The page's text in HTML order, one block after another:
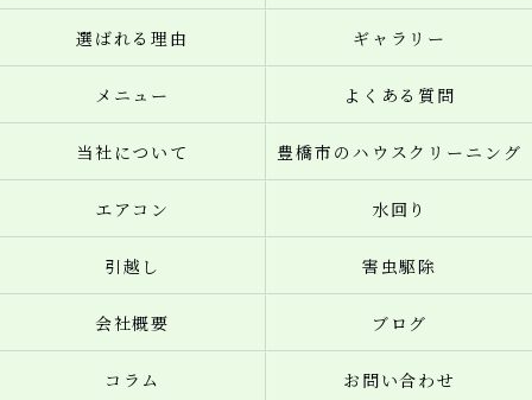
選ばれる理由 ギャラリー
メニュー よくある質問
当社について 豊橋市のハウスクリーニング
エアコン 水回り
引越し 害虫駆除
会社概要 ブログ
コラム お問い合わせ